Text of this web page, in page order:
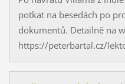
potkat na besedách po
dokumentů. Detailně na
https://peterbartal.cz/